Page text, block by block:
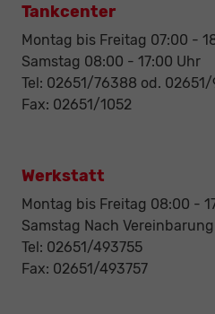
Tankcenter
Montag bis Freitag 07:00 -
Samstag 08:00 - 17:00 Uhr
Tel: 02651/76388 od.
Fax: 02651/1052
Werkstatt
Montag bis Freitag 08:00 -
Samstag Nach Vereinbarung
Tel: 02651/493755
Fax: 02651/493757